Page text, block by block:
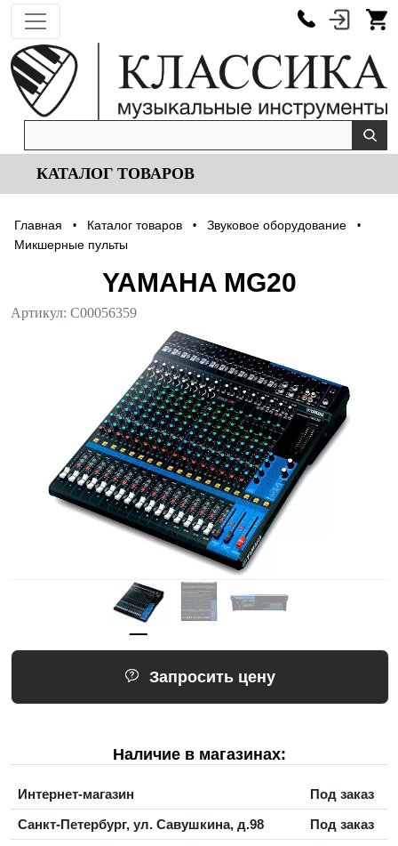
КАТАЛОГ ТОВАРОВ
Главная • Каталог товаров • Звуковое оборудование •
Микшерные пульты
YAMAHA MG20
Артикул: С00056359
Запросить цену
Наличие в магазинах:
Интернет-магазин
Под заказ
Санкт-Петербург, ул. Савушкина, д.98
Под заказ